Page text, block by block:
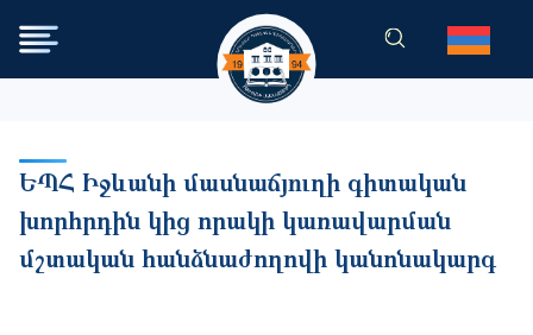
Skip to main content
ԵՊՀ Իջևանի մասնաճյուղի գիտական
խորհրդին կից որակի կառավարման
մշտական հանձնաժողովի կանոնակարգ